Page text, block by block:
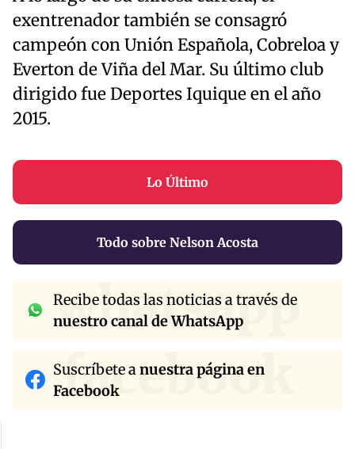
exentrenador también se consagró
campeón con Unión Española, Cobreloa y
Everton de Viña del Mar. Su último club
dirigido fue Deportes Iquique en el año
2015.
Lo Último
Todo sobre Nelson Acosta
whatsapp
Recibe todas las noticias a través de
nuestro canal de WhatsApp
facebook
Suscríbete anuestra página en
Facebook